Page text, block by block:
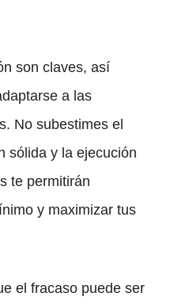
son claves, así
a las
No subestimes el
sólida y la ejecución
te permitirán
y maximizar tus
el fracaso puede ser